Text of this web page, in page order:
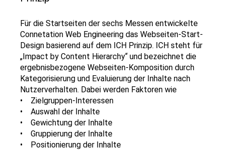
Für die Startseiten der sechs Messen entwickelte
Connetation Web Engineering das Webseiten-Start-
Design basierend auf dem ICH Prinzip. ICH steht für
„Impact by Content Hierarchy“ und bezeichnet die
ergebnisbezogene Webseiten-Komposition durch
Kategorisierung und Evaluierung der Inhalte nach
Nutzerverhalten. Dabei werden Faktoren wie
• Zielgruppen-Interessen
• Auswahl der Inhalte
• Gewichtung der Inhalte
• Gruppierung der Inhalte
• Positionierung der Inhalte